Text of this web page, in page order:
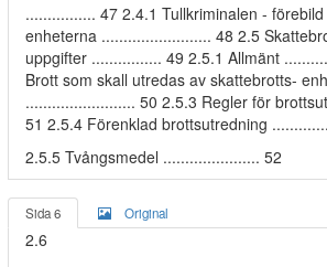
................ 47 2.4.1 Tullkriminalen -
enheterna ......................... 48 2.5
uppgifter ................ 49 2.5.1 Allmänt
Brott som skall utredas av skattebrotts-
......................... 50 2.5.3 Regler för
51 2.5.4 Förenklad brottsutredning
2.5.5 Tvångsmedel ...................... 52
Sida 6 Original
2.6